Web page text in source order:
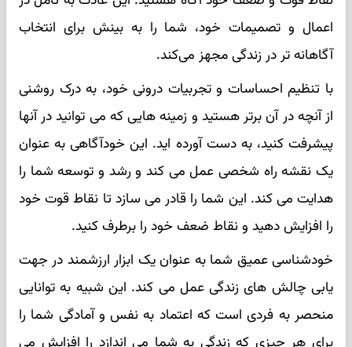
اعمال و تصمیمات خود، شما را به بینش برای انتخاب
آگاهانه تر در زندگی مجهز می‌کند.
با تنظیم احساسات و تجربیات درونی خود، به درک روشنی
از آنچه در آن برتر هستید و زمینه هایی که می توانید در آنها
پیشرفت کنید، به دست آورده اید. این خودآگاهی به عنوان
یک نقشه راه شخصی عمل می کند و رشد و توسعه شما را
هدایت می کند. این شما را قادر می سازد تا نقاط قوت خود
را افزایش دهید و نقاط ضعف خود را برطرف کنید.
خودشناسی عمیق شما به عنوان یک ابزار ارزشمند در جهت
یابی چالش های زندگی عمل می کند. این شبیه به توانایی
منحصر به فردی است که اعتماد به نفس و آمادگی شما را